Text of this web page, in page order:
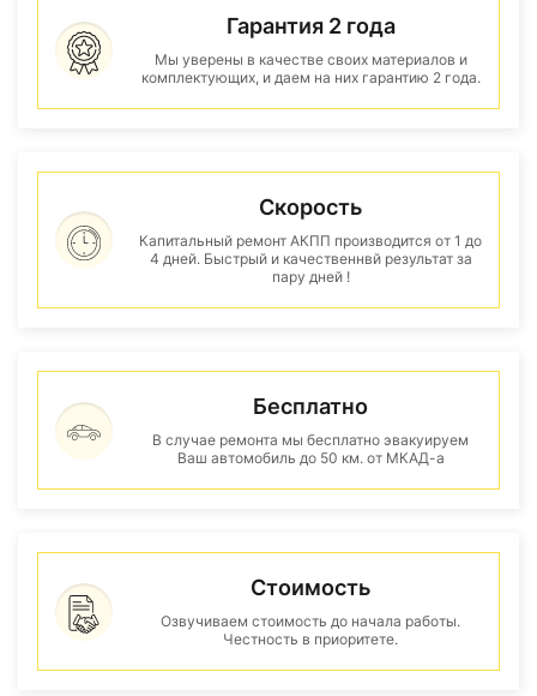
Гарантия 2 года
Мы уверены в качестве своих материалов и
комплектующих, и даем на них гарантию 2 года.
Скорость
Капитальный ремонт АКПП производится от 1 до
4 дней. Быстрый и качественнвй результат за
пару дней !
Бесплатно
В случае ремонта мы бесплатно эвакуируем
Ваш автомобиль до 50 км. от МКАД-а
Стоимость
Озвучиваем стоимость до начала работы.
Честность в приоритете.